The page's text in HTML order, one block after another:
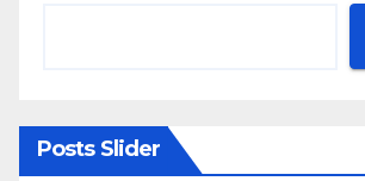
Posts Slider